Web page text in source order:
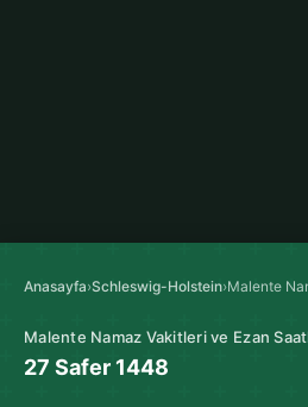
Anasayfa›Schleswig-Holstein›Malente
Malente Namaz Vakitleri ve Ezan
27 Safer 1448